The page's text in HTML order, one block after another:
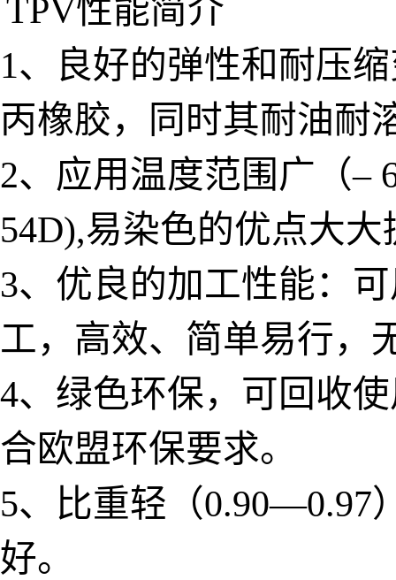
TPV性能简介
1、良好的弹性和耐压
丙橡胶，同时其耐油耐
2、应用温度范围广（
54D),易染色的优点大
3、优良的加工性能：
工，高效、简单易行，
4、绿色环保，可回收
合欧盟环保要求。
5、比重轻（0.90—0.97
好。